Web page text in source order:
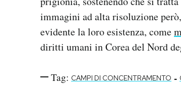
immagini ad alta risoluzione
evidente la loro esistenza, come
diritti umani in Corea del Nord
Tag: CAMPI DI CONCENTRAMENTO -